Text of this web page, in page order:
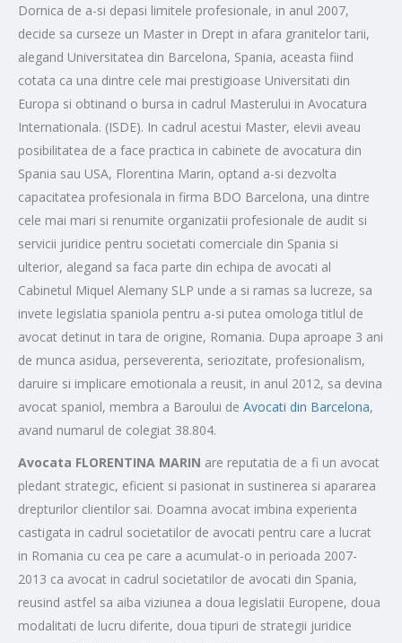
Dornica de a-si depasi limitele profesionale, in anul 2007,
decide sa curseze un Master in Drept in afara granitelor tarii,
alegand Universitatea din Barcelona, Spania, aceasta fiind
cotata ca una dintre cele mai prestigioase Universitati din
Europa si obtinand o bursa in cadrul Masterului in Avocatura
Internationala. (ISDE). In cadrul acestui Master, elevii aveau
posibilitatea de a face practica in cabinete de avocatura din
Spania sau USA, Florentina Marin, optand a-si dezvolta
capacitatea profesionala in firma BDO Barcelona, una dintre
cele mai mari si renumite organizatii profesionale de audit si
servicii juridice pentru societati comerciale din Spania si
ulterior, alegand sa faca parte din echipa de avocati al
Cabinetul Miquel Alemany SLP unde a si ramas sa lucreze, sa
invete legislatia spaniola pentru a-si putea omologa titlul de
avocat detinut in tara de origine, Romania. Dupa aproape 3 ani
de munca asidua, perseverenta, seriozitate, profesionalism,
daruire si implicare emotionala a reusit, in anul 2012, sa devina
avocat spaniol, membra a Baroului de Avocati din Barcelona,
avand numarul de colegiat 38.804.
Avocata FLORENTINA MARIN are reputatia de a fi un avocat
pledant strategic, eficient si pasionat in sustinerea si apararea
drepturilor clientilor sai. Doamna avocat imbina experienta
castigata in cadrul societatilor de avocati pentru care a lucrat
in Romania cu cea pe care a acumulat-o in perioada 2007-
2013 ca avocat in cadrul societatilor de avocati din Spania,
reusind astfel sa aiba viziunea a doua legislatii Europene, doua
modalitati de lucru diferite, doua tipuri de strategii juridice